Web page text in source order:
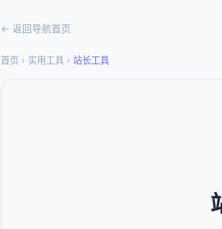
← 返回导航首页
首页 › 实用工具 › 站长工具